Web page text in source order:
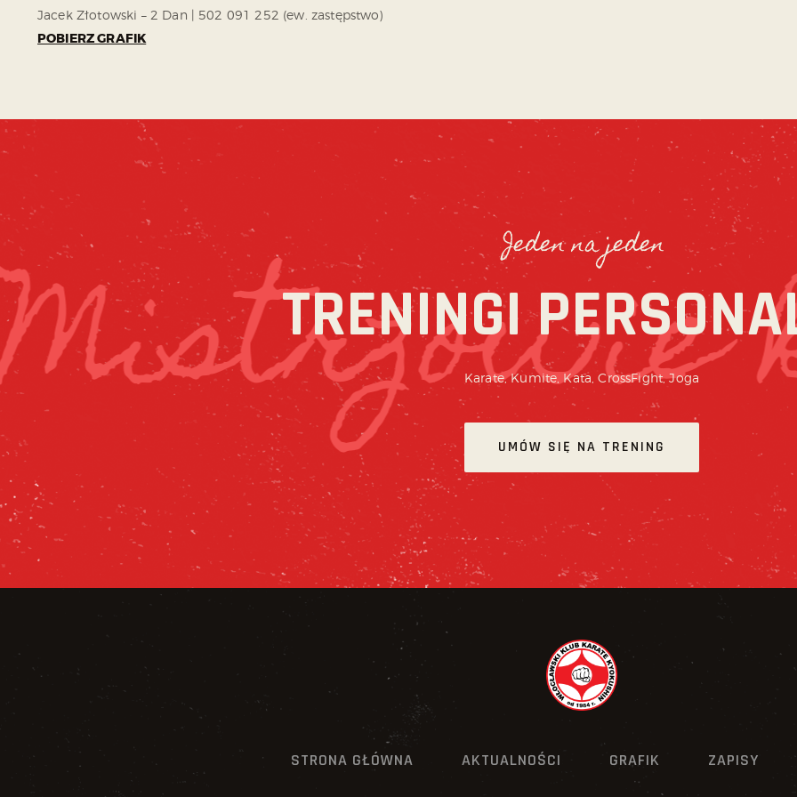
Jacek Złotowski – 2 Dan | 502 091 252 (ew. zastępstwo)
POBIERZ GRAFIK
Jeden na jeden
TRENINGI
Karate, Kumite, Kata, CrossFight, Joga
UMÓW SIĘ NA TRENING
STRONA GŁÓWNA AKTUALNOŚCI GRAFIK ZAPISY